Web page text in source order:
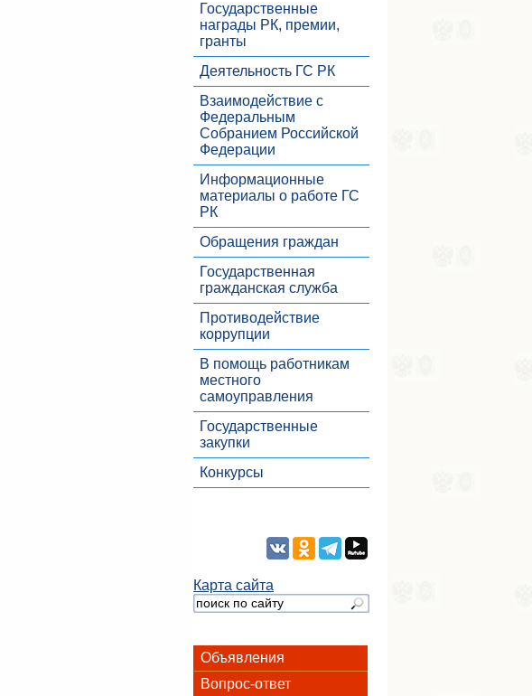
Государственные
награды РК, премии,
гранты
Деятельность ГС РК
Взаимодействие с
Федеральным
Собранием Российской
Федерации
Информационные
материалы о работе ГС
РК
Обращения граждан
Государственная
гражданская служба
Противодействие
коррупции
В помощь работникам
местного
самоуправления
Государственные
закупки
Конкурсы
Карта сайта
Объявления
Вопрос-ответ